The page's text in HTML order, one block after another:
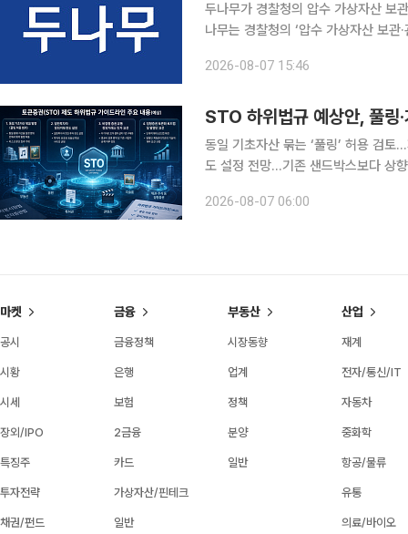
두나무가 경찰청의 압수 가상자산 보관·관리 사업을 맡는다.
나무는 경찰청의 ‘압수 가상자산 보관·관
달청 일반경쟁입찰 방식으로 진행됐
2026-08-07 15:46
STO 하위법규 예상안, 풀링
동일 기초자산 묶는 ‘풀링’ 허용 검토
도 설정 전망…기존 샌드박스보다 상
(Pooling)’ 허용 범위와 일반투자자
2026-08-07 06:00
마켓
공시
시황
시세
장외/IPO
특징주
투자전략
채권/펀드
금융
금융정책
은행
보험
2금융
카드
가상자산/핀테크
일반
부동산
시장동향
업계
정책
분양
일반
산업
재계
전자/통신/IT
자동차
중화학
항공/물류
유통
의료/바이오